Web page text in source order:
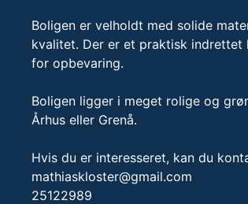
Boligen er velholdt med solide
kvalitet. Der er et praktisk indrettet
for opbevaring.
Boligen ligger i meget rolige og
Århus eller Grenå.
Hvis du er interesseret, kan du
mathiaskloster@gmail.com
25122989